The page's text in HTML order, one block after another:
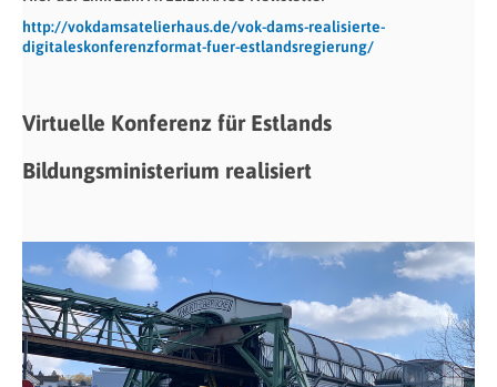
http://vokdamsatelierhaus.de/vok-dams-realisierte-
digitaleskonferenzformat-fuer-estlandsregierung/
Virtuelle Konferenz für Estlands
Bildungsministerium realisiert